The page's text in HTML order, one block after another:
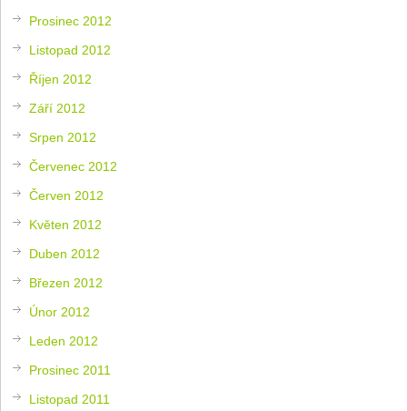
Prosinec 2012
Listopad 2012
Říjen 2012
Září 2012
Srpen 2012
Červenec 2012
Červen 2012
Květen 2012
Duben 2012
Březen 2012
Únor 2012
Leden 2012
Prosinec 2011
Listopad 2011